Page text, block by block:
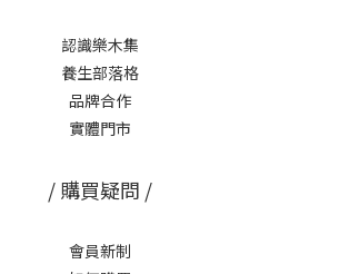
認識樂木集
養生部落格
品牌合作
實體門市
/ 購買疑問 /
會員新制